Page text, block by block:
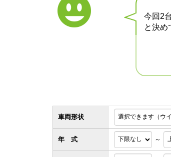
今回2
と決め
車両形状
年 式 ～